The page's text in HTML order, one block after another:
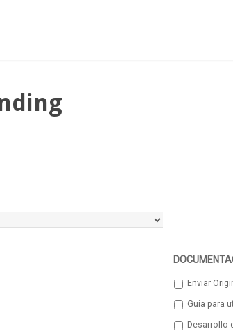
Enviar
Guía para
Desarrollo